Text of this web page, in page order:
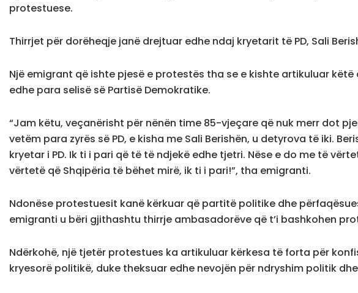
protestuese.
Thirrjet për dorëheqje janë drejtuar edhe ndaj kryetarit të PD, Sali
Një emigrant që ishte pjesë e protestës tha se e kishte artikuluar
edhe para selisë së Partisë Demokratike.
“Jam këtu, veçanërisht për nënën time 85-vjeçare që nuk merr dot
vetëm para zyrës së PD, e kisha me Sali Berishën, u detyrova të iki.
kryetar i PD. Ik ti i pari që të të ndjekë edhe tjetri. Nëse e do me të
vërtetë që Shqipëria të bëhet mirë, ik ti i pari!”, tha emigranti.
Ndonëse protestuesit kanë kërkuar që partitë politike dhe
emigranti u bëri gjithashtu thirrje ambasadorëve që t’i bashkohen
Ndërkohë, një tjetër protestues ka artikuluar kërkesa të forta për
kryesorë politikë, duke theksuar edhe nevojën për ndryshim politik